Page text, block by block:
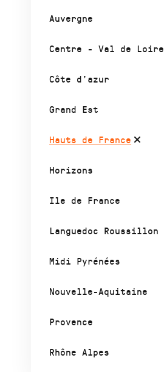
Auvergne
Centre - Val de Loire
Côte d’azur
Grand Est
Hauts de France
Horizons
Ile de France
Languedoc Roussillon
Midi Pyrénées
Nouvelle-Aquitaine
Provence
Rhône Alpes